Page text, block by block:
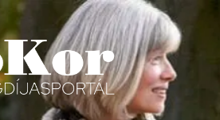
idősek számára.